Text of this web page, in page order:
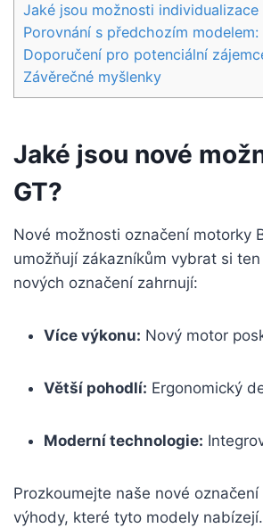
Jaké jsou možnosti
Porovnání s předchozím
Doporučení pro potenciální
Závěrečné myšlenky
Jaké jsou nové
GT?
Nové možnosti označení motorky
umožňují zákazníkům vybrat si
nových označení zahrnují:
Více výkonu: Nový motor
Větší pohodlí: Ergonomický
Moderní technologie:
Prozkoumejte naše nové
výhody, které tyto modely